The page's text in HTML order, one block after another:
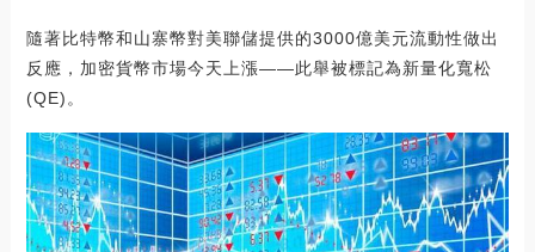
隨著比特幣和山寨幣對美聯儲提供的3000億美元流動性做出
反應，加密貨幣市場今天上漲——此舉被標記為新量化寬松
(QE)。